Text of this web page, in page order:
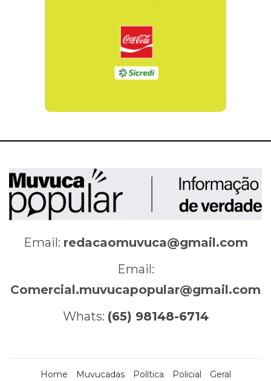
Email: redacaomuvuca@gmail.com
Email:
Comercial.muvucapopular@gmail.com
Whats: (65) 98148-6714
Home Muvucadas Política Policial Geral